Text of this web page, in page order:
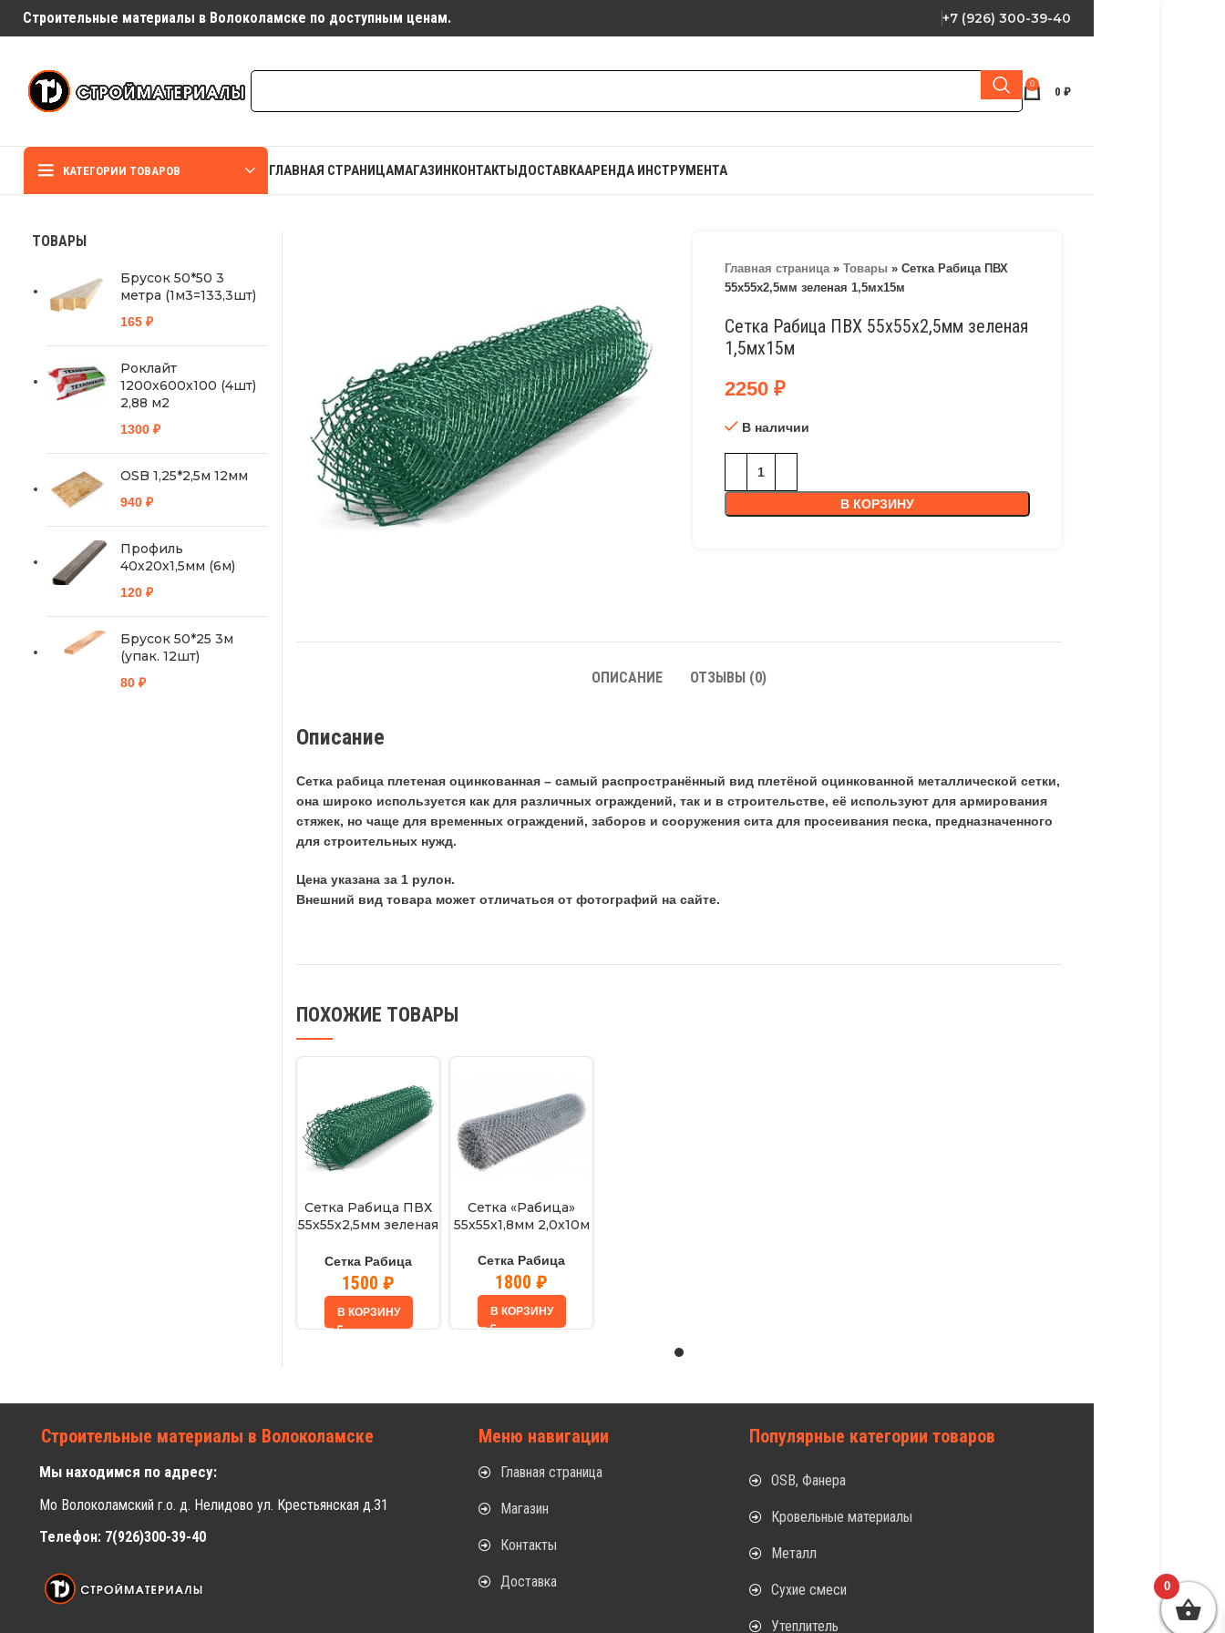
Строительные материалы в Волоколамске по доступным ценам. +7 (926) 300-39-40
0
0 ₽
КАТЕГОРИИ ТОВАРОВ ГЛАВНАЯ СТРАНИЦАМАГАЗИНКОНТАКТЫДОСТАВКААРЕНДА ИНСТРУМЕНТА
Главная страница» Товары » Сетка Рабица ПВХ
55х55х2,5мм зеленая 1,5мх15м
Сетка Рабица ПВХ 55х55х2,5мм зеленая
1,5мх15м
2250 ₽
В наличии
В КОРЗИНУ
ОПИСАНИЕ ОТЗЫВЫ (0)
Описание
Сетка рабица плетеная оцинкованная – самый распространённый вид плетёной оцинкованной металлической сетки,
она широко используется как для различных ограждений, так и в строительстве, её используют для армирования
стяжек, но чаще для временных ограждений, заборов и сооружения сита для просеивания песка, предназначенного
для строительных нужд.
Цена указана за 1 рулон.
Внешний вид товара может отличаться от фотографий на сайте.
ПОХОЖИЕ ТОВАРЫ
Сетка Рабица ПВХ
55х55х2,5мм зеленая
Сетка Рабица
1500 ₽
В КОРЗИНУ
Сетка «Рабица»
55х55х1,8мм 2,0х10м
Сетка Рабица
1800 ₽
В КОРЗИНУ
ТОВАРЫ
Брусок 50*50 3
метра (1м3=133,3шт)
165 ₽
Роклайт
1200х600х100 (4шт)
2,88 м2
1300 ₽
OSB 1,25*2,5м 12мм
940 ₽
Профиль
40х20х1,5мм (6м)
120 ₽
Брусок 50*25 3м
(упак. 12шт)
80 ₽
Строительные материалы в Волоколамске
Мы находимся по адресу:
Мо Волоколамский г.о. д. Нелидово ул. Крестьянская д.31
Телефон: 7(926)300-39-40
Меню навигации
Главная страница
Магазин
Контакты
Доставка
Популярные категории товаров
OSB, Фанера
Кровельные материалы
Металл
Сухие смеси
Утеплитель
0